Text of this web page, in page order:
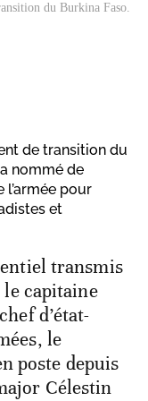
du Burkina Faso.
de transition du
a nommé de
l’armée pour
et
transmis
le capitaine
d’état-
le
poste depuis
Célestin